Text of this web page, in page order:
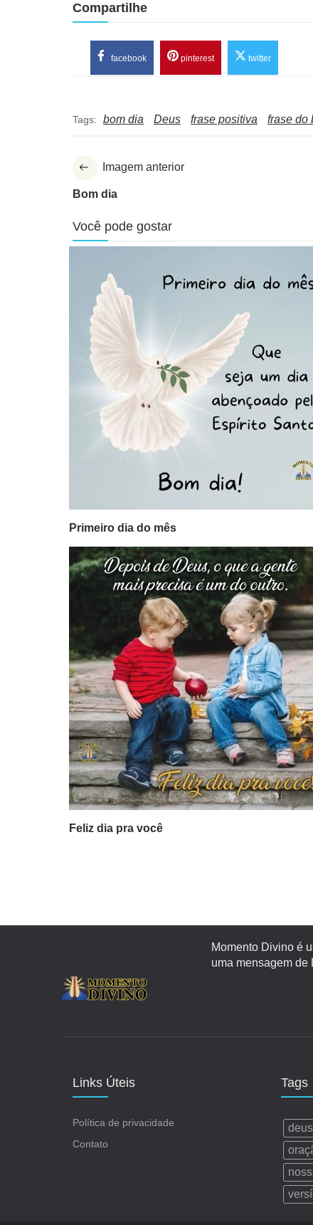
Compartilhe
facebook pinterest twitter
Tags: bom dia Deus frase positiva frase do
Imagem anterior
Bom dia
Você pode gostar
Primeiro dia do mês
Feliz dia pra você
Momento Divino é
uma mensagem de
Links Úteis
Política de privacidade
Contato
Tags
deus